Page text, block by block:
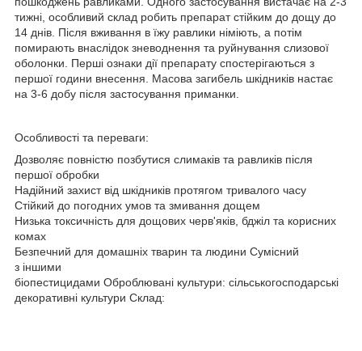
тижні, особливий склад робить препарат стійким до дощу до
14 днів. Після вживання в їжу равлики німіють, а потім
помирають внаслідок зневоднення та руйнування слизової
оболонки. Перші ознаки дії препарату спостерігаються з
першої години внесення. Масова загибель шкідників настає
на 3-6 добу після застосування приманки.
Особливості та переваги:
Дозволяє повністю позбутися слимаків та равликів після
першої обробки
Надійний захист від шкідників протягом тривалого часу
Стійкий до погодних умов та змивання дощем
Низька токсичність для дощових черв'яків, бджіл та корисних
комах
Безпечний для домашніх тварин та людини Сумісний
з іншими
біопестицидами Оброблювані культури: сільськогосподарські
декоративні культури Склад: